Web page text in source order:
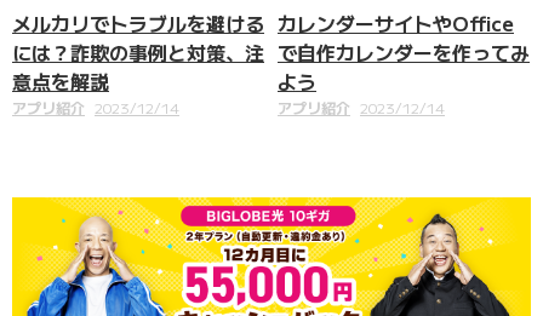
メルカリでトラブルを避ける
には？詐欺の事例と対策、注
意点を解説
アプリ紹介 2023/12/14
カレンダーサイトやOffice
で自作カレンダーを作ってみ
よう
アプリ紹介 2023/12/14